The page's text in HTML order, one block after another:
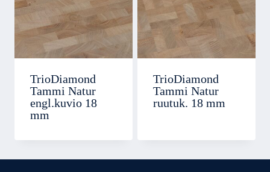
TrioDiamond
Tammi Natur
engl.kuvio 18
mm
TrioDiamond
Tammi Natur
ruutuk. 18 mm